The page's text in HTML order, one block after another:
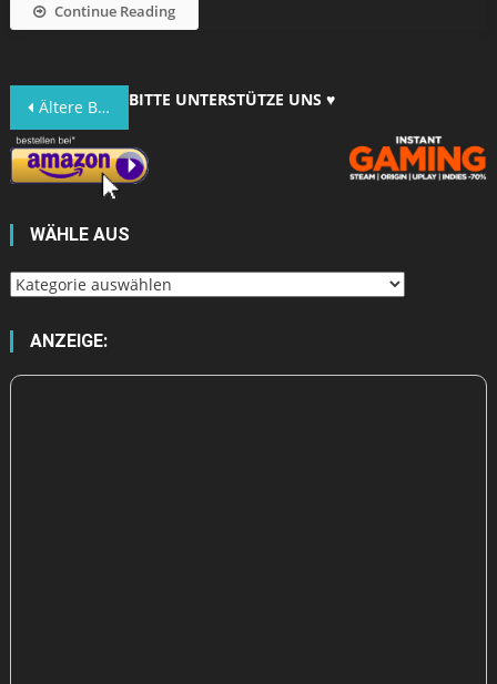
Continue Reading
Beitragsnavigation
Ältere Beiträge BITTE UNTERSTÜTZE UNS ♥
WÄHLE AUS
Wähle
ANZEIGE: